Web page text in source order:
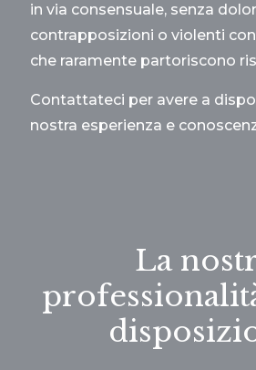
in via consensuale, senza
contrapposizioni o violenti
che raramente partoriscono
Contattateci per avere a
nostra esperienza e
La